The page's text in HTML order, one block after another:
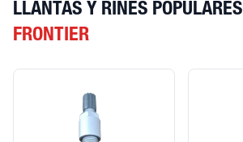
LLANTAS Y RINES POPULARES
FRONTIER